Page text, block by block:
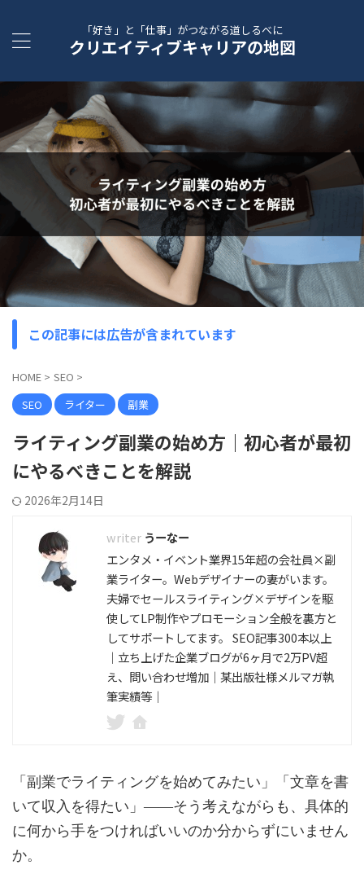
「好き」と「仕事」がつながる道しるべに
クリエイティブキャリアの地図
この記事には広告が含まれています
HOME > SEO >
SEO
ライター 副業
ライティング副業の始め方｜初心者が最初
にやるべきことを解説
2026年2月14日
うーなー
エンタメ・イベント業界15年超の会社員×副
業ライター。Webデザイナーの妻がいます。
夫婦でセールスライティング×デザインを駆
使してLP制作やプロモーション全般を裏方と
してサポートしてます。 SEO記事300本以上
｜立ち上げた企業ブログが6ヶ月で2万PV超
え、問い合わせ増加｜某出版社様メルマガ執
筆実績等｜
「副業でライティングを始めてみたい」「文章を書
いて収入を得たい」——そう考えながらも、具体的
に何から手をつければいいのか分からずにいません
か。